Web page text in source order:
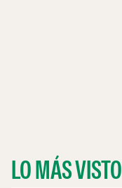
LO MÁS VISTO